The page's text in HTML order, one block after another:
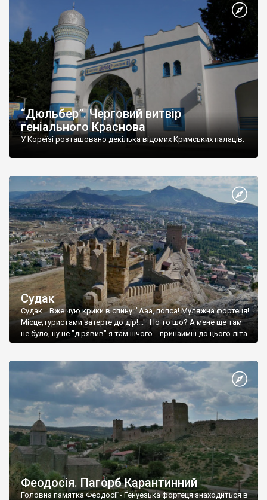
“Дюльбер”. Черговий витвір
геніального Краснова
У Кореїзі розташовано декілька відомих Кримських палаців.
Судак
Судак... Вже чую крики в спину: "Ааа, попса! Муляжна фортеця!
Місце,туристами затерте до дір!..." Но то шо? А мене ще там
не було, ну не "дірявив" я там нічого... принаймні до цього літа.
Феодосія. Пагорб Карантинний
Головна памятка Феодосії - Генуезька фортеця знаходиться в